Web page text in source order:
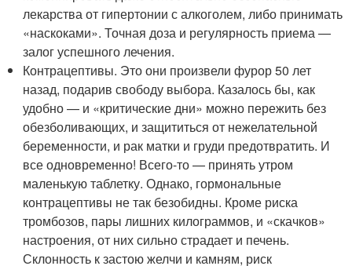
лекарства от гипертонии с алкоголем, либо принимать
«наскоками». Точная доза и регулярность приема —
залог успешного лечения.
Контрацептивы. Это они произвели фурор 50 лет
назад, подарив свободу выбора. Казалось бы, как
удобно — и «критические дни» можно пережить без
обезболивающих, и защититься от нежелательной
беременности, и рак матки и груди предотвратить. И
все одновременно! Всего-то — принять утром
маленькую таблетку. Однако, гормональные
контрацептивы не так безобидны. Кроме риска
тромбозов, пары лишних килограммов, и «скачков»
настроения, от них сильно страдает и печень.
Склонность к застою желчи и камням, риск